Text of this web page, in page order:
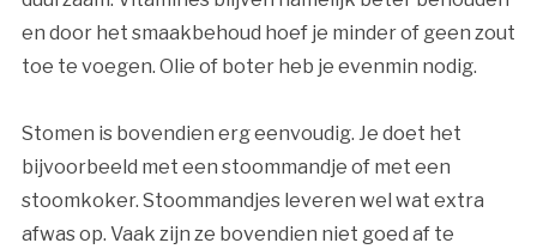
en door het smaakbehoud hoef je minder of geen zout
toe te voegen. Olie of boter heb je evenmin nodig.
Stomen is bovendien erg eenvoudig. Je doet het
bijvoorbeeld met een stoommandje of met een
stoomkoker. Stoommandjes leveren wel wat extra
afwas op. Vaak zijn ze bovendien niet goed af te